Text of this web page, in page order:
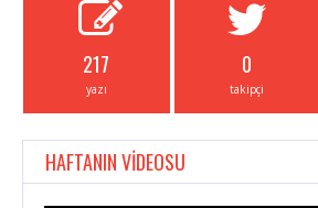
217
yazı
0
takipçi
HAFTANIN VİDEOSU